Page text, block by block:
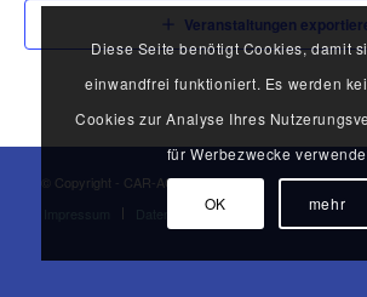
Veranstaltungen
© Copyright - CAR-ACHO
Datenschutz
Diese Seite benötigt Cookies, damit
einwandfrei funktioniert. Es werden
Cookies zur Analyse Ihres
für Werbezwecke
OK mehr